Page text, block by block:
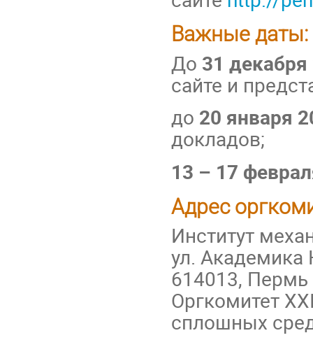
Важные даты:
До 31 декабря
сайте и
до 20 января
докладов;
13 – 17
Адрес
Институт
ул. Академика
614013, Пермь
Оргкомитет
сплошных